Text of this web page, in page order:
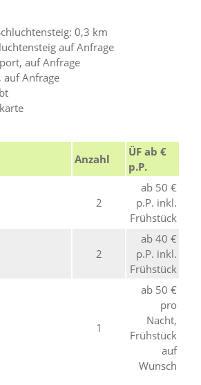
0,3 km
auf Anfrage
auf Anfrage
auf Anfrage
Anzahl
ÜF ab €
p.P.
2
ab 50 €
p.P. inkl.
Frühstück
2
ab 40 €
p.P. inkl.
Frühstück
1
ab 50 €
pro
Nacht,
Frühstück
auf
Wunsch